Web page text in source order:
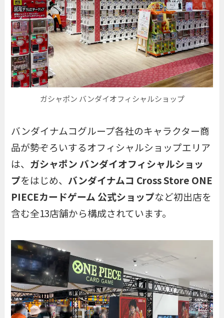
ガシャポン バンダイオフィシャルショップ
バンダイナムコグループ各社のキャラクター商
品が勢ぞろいするオフィシャルショップエリア
は、 ガシャポン バンダイオフィシャルショッ
プをはじめ、 バンダイナムコ Cross Store ONE
PIECEカードゲーム 公式ショップなど初出店を
含む全13店舗から構成されています。